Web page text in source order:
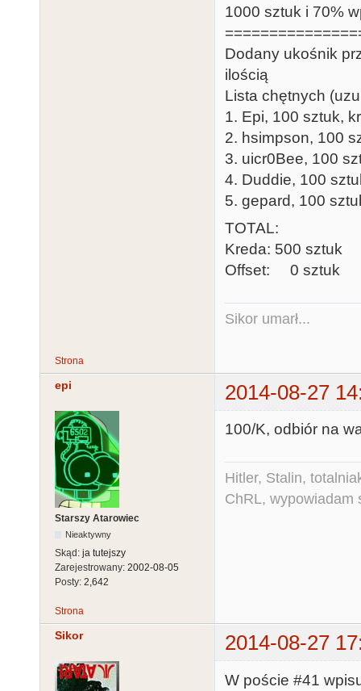
1000 sztuk i 70%
Dodany ukośnik
ilością
Lista chętnych
1. Epi, 100 sztuk,
2. hsimpson, 100
3. uicr0Bee, 100
4. Duddie, 100
5. gepard, 100
TOTAL:
Kreda: 500 sztuk
Offset: 0 sztuk
Sikor umarł...
Strona
epi 2014-08-27
Starszy Atarowiec
Nieaktywny
Skąd: ja tutejszy
Zarejestrowany: 2002-08-05
Posty: 2,642
100/K, odbiór na
Hitler, Stalin,
ChRL, wypowiadam
Strona
Sikor 2014-08-27
W poście #41